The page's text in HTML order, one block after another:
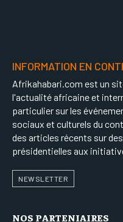
INFORMATION EN
Afrikahabari.com est un
l'actualité africaine et
particulier sur les
sociaux et culturels du
des articles récents sur
présidentielles aux
NEWSLETTER
NOS PARTENIAIRES